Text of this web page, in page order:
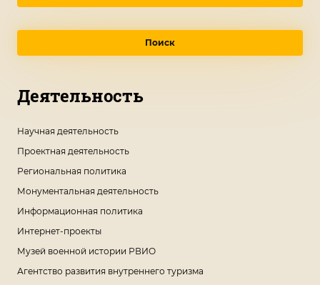
Поиск
Деятельность
Научная деятельность
Проектная деятельность
Региональная политика
Монументальная деятельность
Информационная политика
Интернет-проекты
Музей военной истории РВИО
Агентство развития внутреннего туризма